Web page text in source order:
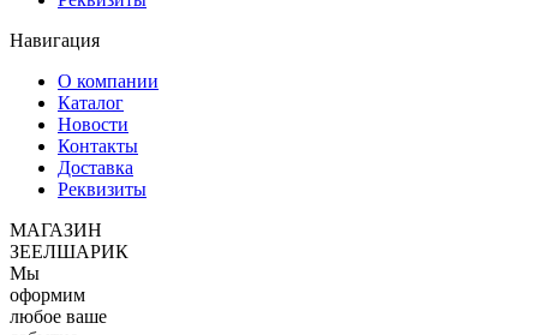
Навигация
О компании
Каталог
Новости
Контакты
Доставка
Реквизиты
МАГАЗИН
ЗЕЕЛШАРИК
Мы
оформим
любое ваше